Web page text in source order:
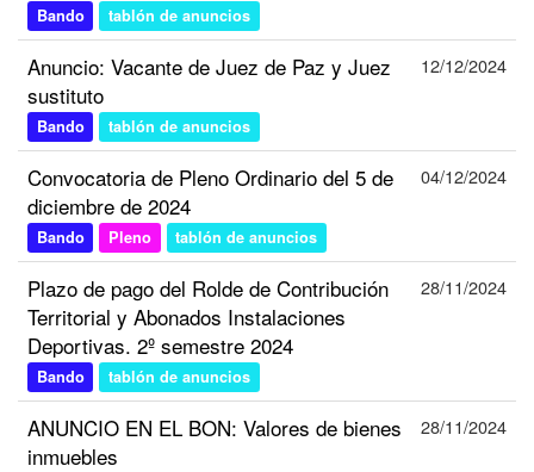
Bando tablón de anuncios
Anuncio: Vacante de Juez de Paz y Juez
sustituto
Bando tablón de anuncios
12/12/2024
Convocatoria de Pleno Ordinario del 5 de
diciembre de 2024
Bando Pleno tablón de anuncios
04/12/2024
Plazo de pago del Rolde de Contribución
Territorial y Abonados Instalaciones
Deportivas. 2º semestre 2024
Bando tablón de anuncios
28/11/2024
ANUNCIO EN EL BON: Valores de bienes
inmuebles
28/11/2024